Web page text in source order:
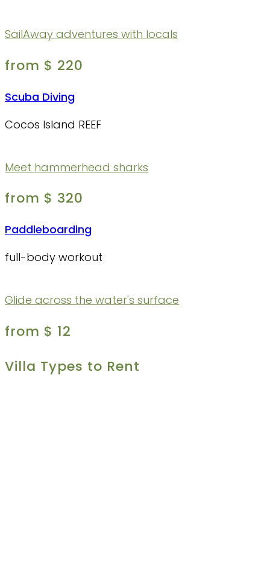
SailAway adventures with locals
from $ 220
Scuba Diving
Cocos Island REEF
Meet hammerhead sharks
from $ 320
Paddleboarding
full-body workout
Glide across the water's surface
from $ 12
Villa Types to Rent